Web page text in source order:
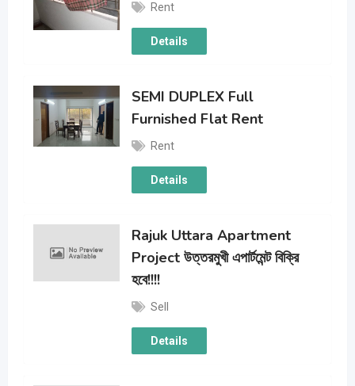
Rent
Details
SEMI DUPLEX Full
Furnished Flat Rent
Rent
Details
Rajuk Uttara Apartment
Project উত্তরমুখী এপার্টমেন্ট বিক্রি
হবে!!!!
Sell
Details